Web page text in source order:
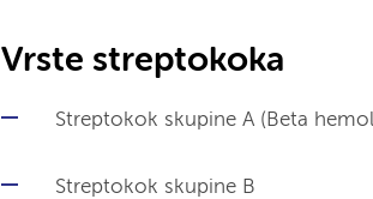
Vrste streptokoka
Streptokok skupine A (Beta
Streptokok skupine B